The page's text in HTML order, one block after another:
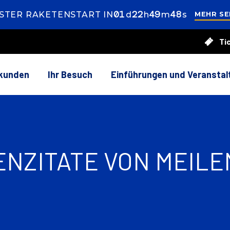
RAKETENSTART IN01 day
22hours
49minutes
45seconds
MEHR
Ihr Besuch Einführungen und
VON